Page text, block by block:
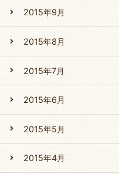
2015年9月
2015年8月
2015年7月
2015年6月
2015年5月
2015年4月